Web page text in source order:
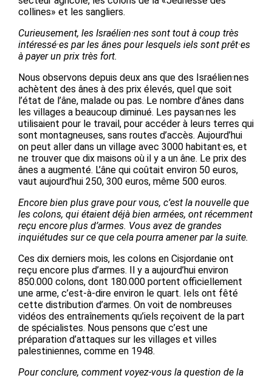
collines» et les sangliers.
Curieusement, les Israélien·nes sont tout à coup très
intéressé·es par les ânes pour lesquels iels sont prêt·es
à payer un prix très fort.
Nous observons depuis deux ans que des Israélien·nes
achètent des ânes à des prix élevés, quel que soit
l’état de l’âne, malade ou pas. Le nombre d’ânes dans
les villages a beaucoup diminué. Les paysan·nes les
utilisaient pour le travail, pour accéder à leurs terres qui
sont montagneuses, sans routes d’accès. Aujourd’hui
on peut aller dans un village avec 3000 habitant·es, et
ne trouver que dix maisons où il y a un âne. Le prix des
ânes a augmenté. L’âne qui coûtait environ 50 euros,
vaut aujourd’hui 250, 300 euros, même 500 euros.
Encore bien plus grave pour vous, c’est la nouvelle que
les colons, qui étaient déjà bien armées, ont récemment
reçu encore plus d’armes. Vous avez de grandes
inquiétudes sur ce que cela pourra amener par la suite.
Ces dix derniers mois, les colons en Cisjordanie ont
reçu encore plus d’armes. Il y a aujourd’hui environ
850.000 colons, dont 180.000 portent officiellement
une arme, c’est-à-dire environ le quart. Iels ont fêté
cette distribution d’armes. On voit de nombreuses
vidéos des entraînements qu’iels reçoivent de la part
de spécialistes. Nous pensons que c’est une
préparation d’attaques sur les villages et villes
palestiniennes, comme en 1948.
Pour conclure, comment voyez-vous la question de la